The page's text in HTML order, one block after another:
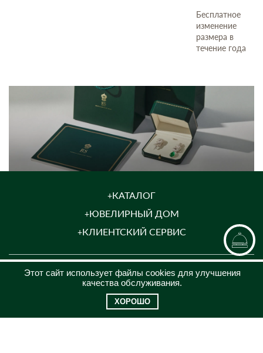
Бесплатное
изменение
размера в
течение года
КАТАЛОГ
ЮВЕЛИРНЫЙ ДОМ
КЛИЕНТСКИЙ СЕРВИС
КОНТАКТЫ
8 (969)200-26-08
jewel@russammarket.ru
Этот сайт использует файлы cookies для улучшения
качества обслуживания.
ХОРОШО